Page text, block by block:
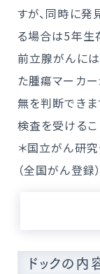
すが、同時に
る場合は5年生
前立腺がんに
た腫瘍マーカ
無を判断でき
検査を受けるこ
＊国立がん研
（全国がん登
ドックの内